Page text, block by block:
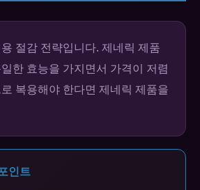
절감 전략입니다. 제네릭 제품
한 효능을 가지면서 가격이 저렴
복용해야 한다면 제네릭 제품을
인트